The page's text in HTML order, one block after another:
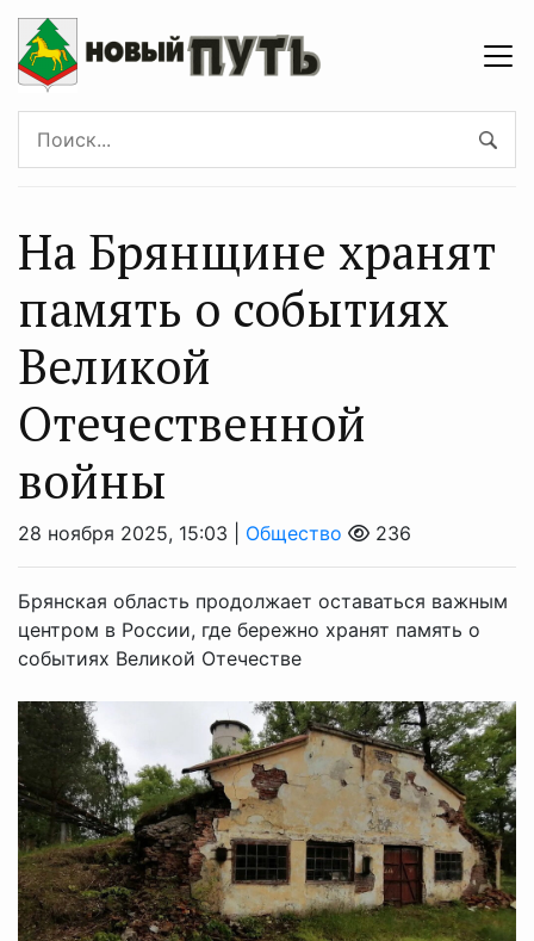
На Брянщине хранят
память о событиях
Великой
Отечественной
войны
28 ноября 2025, 15:03 | Общество 236
Брянская область продолжает оставаться важным
центром в России, где бережно хранят память о
событиях Великой Отечестве